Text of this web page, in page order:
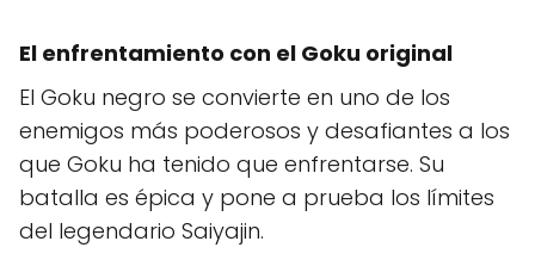
El enfrentamiento con el Goku original
El Goku negro se convierte en uno de los
enemigos más poderosos y desafiantes a los
que Goku ha tenido que enfrentarse. Su
batalla es épica y pone a prueba los límites
del legendario Saiyajin.